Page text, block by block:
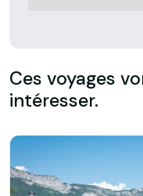
Ces voyages
intéresser.